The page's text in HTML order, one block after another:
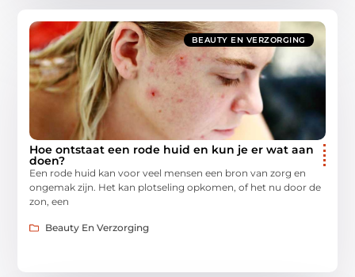
BEAUTY EN VERZORGING
Hoe ontstaat een rode huid en kun je er wat aan
doen?
Een rode huid kan voor veel mensen een bron van zorg en
ongemak zijn. Het kan plotseling opkomen, of het nu door de
zon, een
Beauty En Verzorging